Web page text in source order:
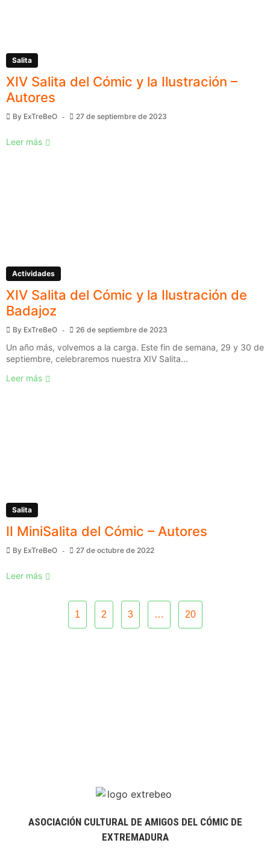
Salita
XIV Salita del Cómic y la Ilustración –
Autores
By ExTreBeO 27 de septiembre de 2023
Leer más
Actividades
XIV Salita del Cómic y la Ilustración de
Badajoz
By ExTreBeO 26 de septiembre de 2023
Un año más, volvemos a la carga. Este fin de semana, 29 y 30 de
septiembre, celebraremos nuestra XIV Salita...
Leer más
Salita
II MiniSalita del Cómic – Autores
By ExTreBeO 27 de octubre de 2022
Leer más
1 2 3 … 20
ASOCIACIÓN CULTURAL DE AMIGOS DEL CÓMIC DE
EXTREMADURA